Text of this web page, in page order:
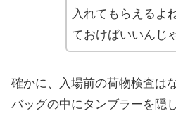
入れてもらえるよ
ておけばいいんじ
確かに、入場前の荷物検査は
バッグの中にタンブラーを隠